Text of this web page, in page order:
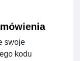
swoje
kodu